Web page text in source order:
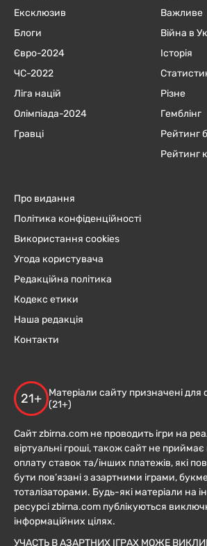
Ексклюзив
Блоги
Євро-2024
ЧC-2022
Ліга націй
Олімпіада-2024
Гравці
Важливе
Війна в
Історія
Різне
Гемблінг
Рейтинг
Рейтинг
Про видання
Політика конфіденційності
Використання cookies
Угода користувача
Редакційна політика
Кодекс етики
Наша редакція
Контакти
21+
Матеріали сайту призначені для
(21+)
Сайт zbirna.com не проводить ігри на
віртуальні гроші, також сайт не приймає
оплату ставок та/інших платежів, які
бути пов’язані з азартними іграми,
тоталізаторами. Будь-які матеріали на
ресурсі zbirna.com публікуються
інформаційних цілях.
УЧАСТЬ В АЗАРТНИХ ІГРАХ МОЖЕ